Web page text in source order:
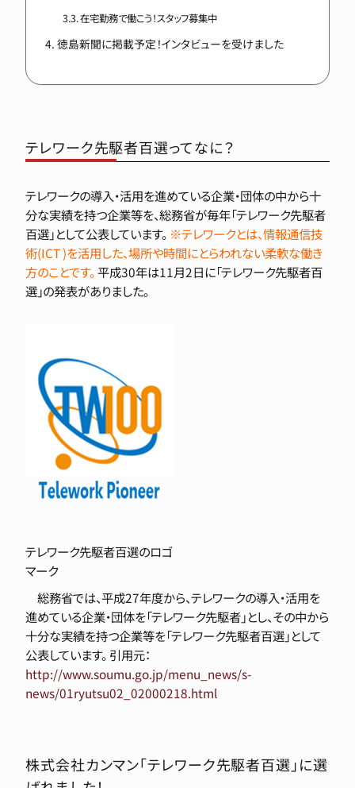
在宅勤務で働こう！スタッフ募集中
徳島新聞に掲載予定！インタビューを受けました
テレワーク先駆者百選ってなに？
テレワークの導入・活用を進めている企業・団体の中から十
分な実績を持つ企業等を、総務省が毎年「テレワーク先駆者
百選」として公表しています。 ※テレワークとは、情報通信技
術(ICT )を活用した、場所や時間にとらわれない柔軟な働き
方のことです。平成30年は11月2日に「テレワーク先駆者百
選」の発表がありました。
テレワーク先駆者百選のロゴ
マーク
総務省では、平成27年度から、テレワークの導入・活用を
進めている企業・団体を「テレワーク先駆者」とし、その中から
十分な実績を持つ企業等を「テレワーク先駆者百選」として
公表しています。 引用元：
http://www.soumu.go.jp/menu_news/s-
news/01ryutsu02_02000218.html
株式会社カンマン「テレワーク先駆者百選」に選